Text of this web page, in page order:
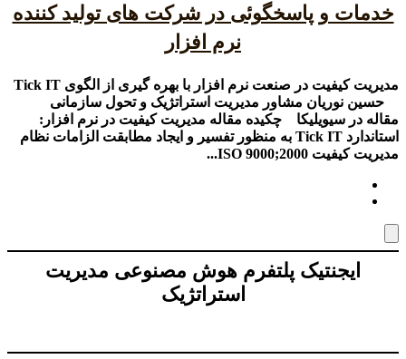
خدمات و پاسخگوئی در شرکت های تولید کننده
نرم افزار
مدیریت کیفیت در صنعت نرم افزار با بهره گیری از الگوی Tick IT
حسین نوریان مشاور مدیریت استراتژیک و تحول سازمانی
مقاله در سیویلیکا چکیده مقاله مدیریت کیفیت در نرم افزار:
استاندارد Tick IT به منظور تفسیر و ایجاد مطابقت الزامات نظام
مدیریت کیفیت ISO 9000;2000...
ایجنتیک پلتفرم هوش مصنوعی مدیریت
استراتژیک